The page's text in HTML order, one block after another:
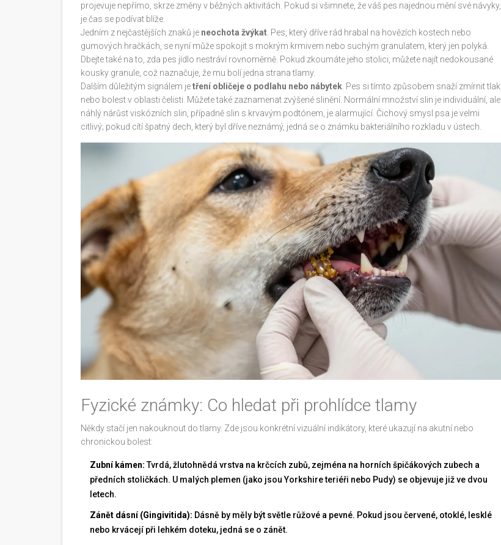
projevuje nepřímo, skrze změny v běžných aktivitách. Pokud si všimnete, že váš pes najednou mění své návyky,
je čas se podívat blíže.
Jedním z nejčastějších znaků je neochota žvýkat . Pes, který dříve rád hrabal na hovězích kostech nebo
gumových hračkách, se nyní může spokojit s mokrým krmivem nebo suchým granulatem, který jen polyká.
Dbejte také na to, zda pes jídlo nestráví rovnoměrně. Pokud zkoumáte jeho stolici, můžete najít nedokousané
kousky granule, což naznačuje, že mu bolí jedna strana tlamy.
Dalším důležitým signálem jetření obličeje o podlahu nebo nábytek . Pes si tímto způsobem snaží zmírnit tlak
nebo bolest v oblasti čelisti. Můžete také zaznamenat zvýšené slinění. Normální množství slin je individuální, ale
náhlý nárůst viskózních slin, případně slin s krvavým podtónem, je alarmující. Čichový smysl psa je velmi
citlivý; pokud cítí špatný dech, který byl dříve neznámý, jedná se o známku bakteriálního rozkladu v ústech.
Fyzické známky: Co hledat při prohlídce tlamy
Někdy stačí jen nakouknout do tlamy. Zde jsou konkrétní vizuální indikátory, které ukazují na akutní nebo
chronickou bolest:
Zubní kámen:Tvrdá, žlutohnědá vrstva na krčcích zubů, zejména na horních špičákových zubech a
předních stoličkách. U malých plemen (jako jsou Yorkshire teriéři nebo Pudy) se objevuje již ve dvou
letech.
Zánět dásní (Gingivitida): Dásně by měly být světle růžové a pevné. Pokud jsou červené, otoklé, lesklé
nebo krvácejí při lehkém doteku, jedná se o zánět.